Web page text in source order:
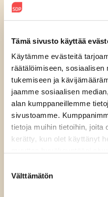
Tämä sivusto käyttää
Käytämme evästeitä
räätälöimiseen, sosiaalisen
tukemiseen ja
jaamme sosiaalisen
alan kumppaneillemme
sivustoamme.
tietoja muihin tietoihin, joita
kerätty, kun olet käyttänyt
valinta
Välttämätön
7.8.2026
SDP:n Piritta
Sikaruton
ratkaisevat
avoimuus ja